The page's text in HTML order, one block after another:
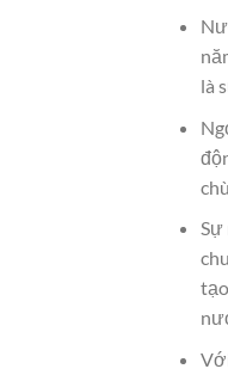
là
Sự